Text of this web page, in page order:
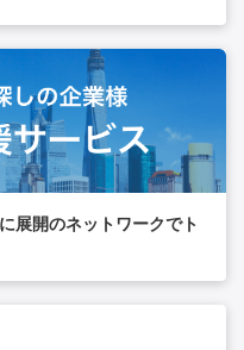
展開のネットワークでト